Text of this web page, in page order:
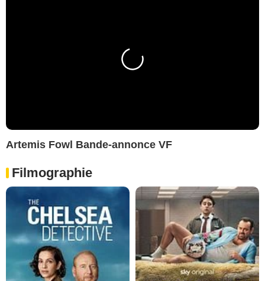
Artemis Fowl Bande-annonce VF
Filmographie